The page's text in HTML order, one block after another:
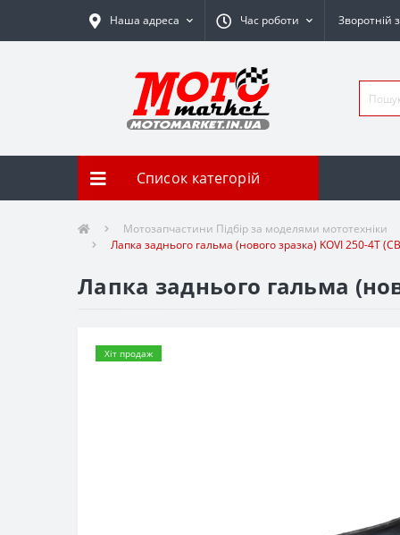
Наша адреса Час роботи Зворотній
Список категорій
Мотозапчастини Підбір за моделями мототехніки
Лапка заднього гальма (нового зразка) KOVI 250-4Т
Лапка заднього гальма
Хіт продаж